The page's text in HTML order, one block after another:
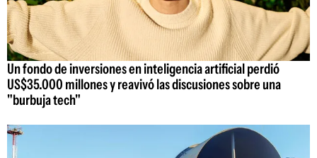
Un fondo de inversiones en inteligencia artificial perdió
US$35.000 millones y reavivó las discusiones sobre una
"burbuja tech"